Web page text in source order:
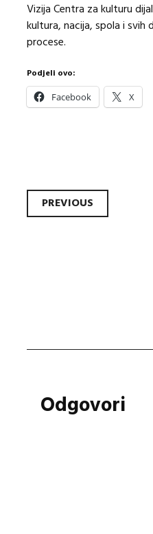
Vizija Centra za kulturu
kultura, nacija, spola i
procese.
Podjeli ovo:
Facebook X
Post
PREVIOUS
Odgovori